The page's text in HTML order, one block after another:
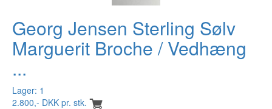
Georg Jensen Sterling Sølv
Marguerit Broche / Vedhæng
...
Lager: 1
2.800,- DKK pr. stk.